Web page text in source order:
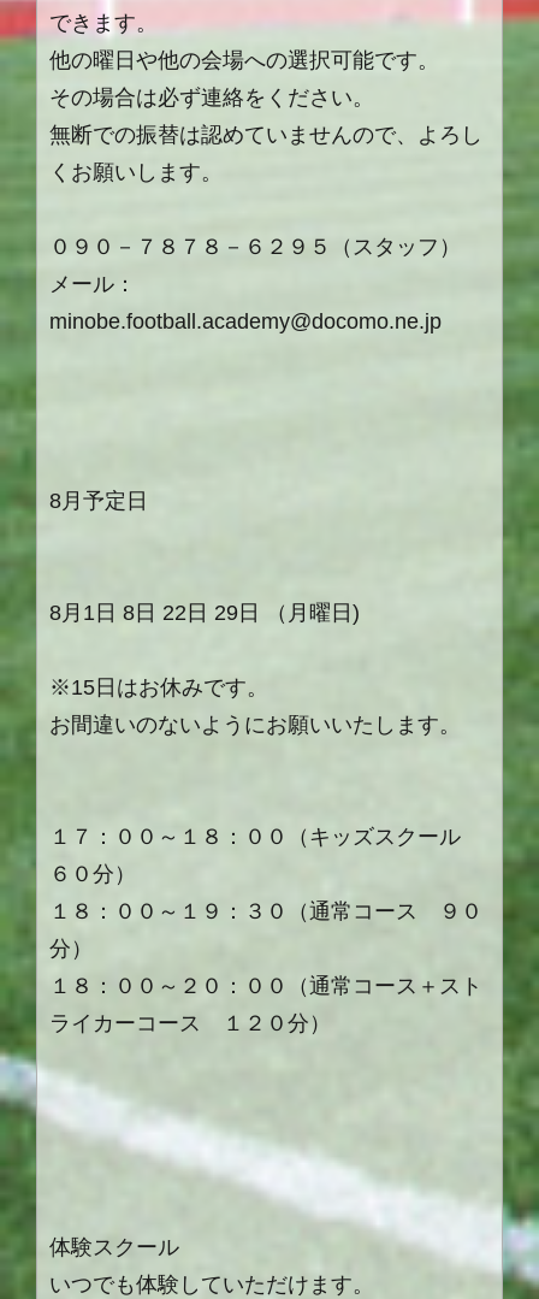
できます。
他の曜日や他の会場への選択可能です。
その場合は必ず連絡をください。
無断での振替は認めていませんので、よろし
くお願いします。
０９０－７８７８－６２９５（スタッフ）
メール：
minobe.football.academy@docomo.ne.jp
8月予定日
8月 1 日 8 日 22 日 29 日 （月曜日 )
※15 日はお休みです。
お間違いのないようにお願いいたします。
１７：００～１８：００（キッズスクール
６０分）
１８：００～１９：３０（通常コース ９０
分）
１８：００～２０：００（通常コース＋スト
ライカーコース １２０分）
体験スクール
いつでも体験していただけます。